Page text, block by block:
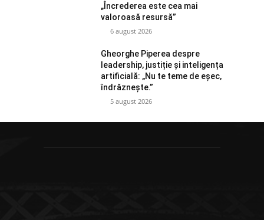
„Încrederea este cea mai
valoroasă resursă”
6 august 2026
Gheorghe Piperea despre
leadership, justiție și inteligența
artificială: „Nu te teme de eșec,
îndrăznește.”
5 august 2026